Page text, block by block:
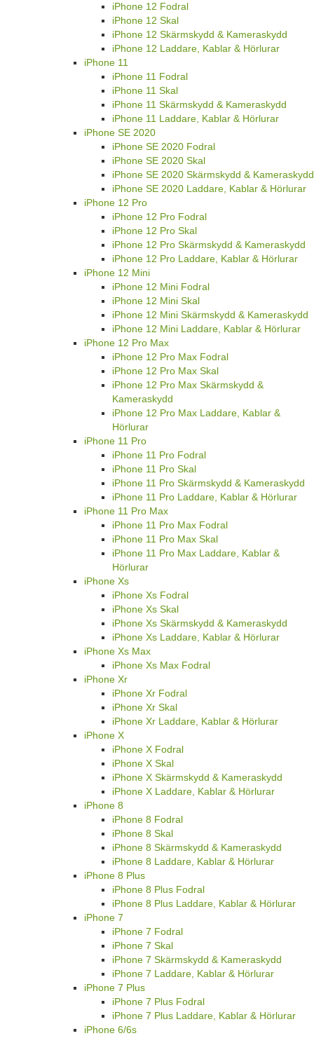
iPhone 12 Fodral
iPhone 12 Skal
iPhone 12 Skärmskydd & Kameraskydd
iPhone 12 Laddare, Kablar & Hörlurar
iPhone 11
iPhone 11 Fodral
iPhone 11 Skal
iPhone 11 Skärmskydd & Kameraskydd
iPhone 11 Laddare, Kablar & Hörlurar
iPhone SE 2020
iPhone SE 2020 Fodral
iPhone SE 2020 Skal
iPhone SE 2020 Skärmskydd & Kameraskydd
iPhone SE 2020 Laddare, Kablar & Hörlurar
iPhone 12 Pro
iPhone 12 Pro Fodral
iPhone 12 Pro Skal
iPhone 12 Pro Skärmskydd & Kameraskydd
iPhone 12 Pro Laddare, Kablar & Hörlurar
iPhone 12 Mini
iPhone 12 Mini Fodral
iPhone 12 Mini Skal
iPhone 12 Mini Skärmskydd & Kameraskydd
iPhone 12 Mini Laddare, Kablar & Hörlurar
iPhone 12 Pro Max
iPhone 12 Pro Max Fodral
iPhone 12 Pro Max Skal
iPhone 12 Pro Max Skärmskydd &
Kameraskydd
iPhone 12 Pro Max Laddare, Kablar &
Hörlurar
iPhone 11 Pro
iPhone 11 Pro Fodral
iPhone 11 Pro Skal
iPhone 11 Pro Skärmskydd & Kameraskydd
iPhone 11 Pro Laddare, Kablar & Hörlurar
iPhone 11 Pro Max
iPhone 11 Pro Max Fodral
iPhone 11 Pro Max Skal
iPhone 11 Pro Max Laddare, Kablar &
Hörlurar
iPhone Xs
iPhone Xs Fodral
iPhone Xs Skal
iPhone Xs Skärmskydd & Kameraskydd
iPhone Xs Laddare, Kablar & Hörlurar
iPhone Xs Max
iPhone Xs Max Fodral
iPhone Xr
iPhone Xr Fodral
iPhone Xr Skal
iPhone Xr Laddare, Kablar & Hörlurar
iPhone X
iPhone X Fodral
iPhone X Skal
iPhone X Skärmskydd & Kameraskydd
iPhone X Laddare, Kablar & Hörlurar
iPhone 8
iPhone 8 Fodral
iPhone 8 Skal
iPhone 8 Skärmskydd & Kameraskydd
iPhone 8 Laddare, Kablar & Hörlurar
iPhone 8 Plus
iPhone 8 Plus Fodral
iPhone 8 Plus Laddare, Kablar & Hörlurar
iPhone 7
iPhone 7 Fodral
iPhone 7 Skal
iPhone 7 Skärmskydd & Kameraskydd
iPhone 7 Laddare, Kablar & Hörlurar
iPhone 7 Plus
iPhone 7 Plus Fodral
iPhone 7 Plus Laddare, Kablar & Hörlurar
iPhone 6/6s